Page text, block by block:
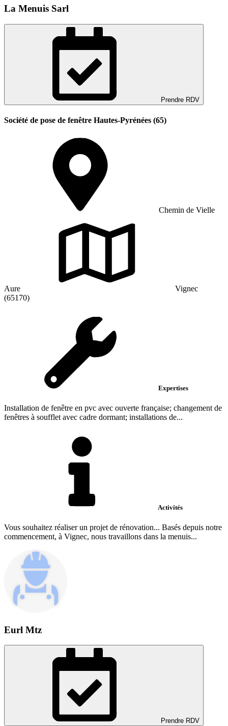
La Menuis Sarl
Prendre RDV
Société de pose de fenêtre Hautes-Pyrénées (65)
Chemin de Vielle
Aure
Vignec
(65170)
Expertises
Installation de fenêtre en pvc avec ouverte française; changement de
fenêtres à soufflet avec cadre dormant; installations de...
Activités
Vous souhaitez réaliser un projet de rénovation... Basés depuis notre
commencement, à Vignec, nous travaillons dans la menuis...
Eurl Mtz
Prendre RDV